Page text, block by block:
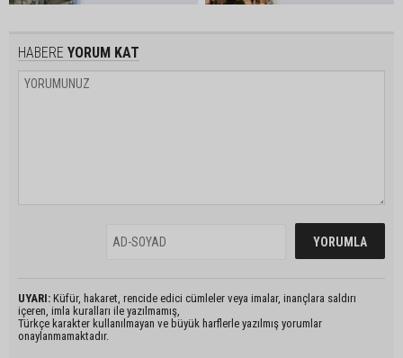
HABERE YORUM KAT
UYARI: Küfür, hakaret, rencide edici cümleler veya imalar, inançlara saldırı
içeren, imla kuralları ile yazılmamış,
Türkçe karakter kullanılmayan ve büyük harflerle yazılmış yorumlar
onaylanmamaktadır.